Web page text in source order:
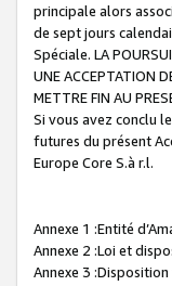
principale alors
de sept jours
Spéciale. LA
UNE ACCEPTATION
METTRE FIN AU
Si vous avez conclu
futures du présent
Europe Core S.à r.l.
Annexe 1 :Entité
Annexe 2 :Loi et
Annexe 3